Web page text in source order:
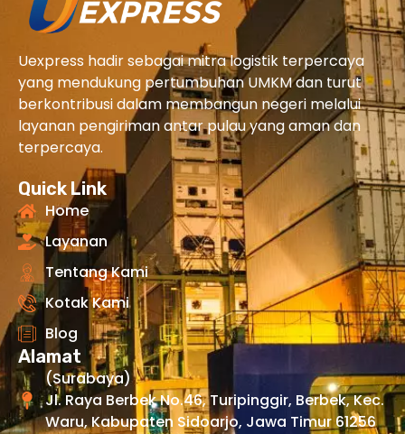
Uexpress hadir sebagai mitra logistik terpercaya
yang mendukung pertumbuhan UMKM dan turut
berkontribusi dalam membangun negeri melalui
layanan pengiriman antar pulau yang aman dan
terpercaya.
Quick Link
Home
Layanan
Tentang Kami
Kotak Kami
Blog
Alamat
(Surabaya)
Jl. Raya Berbek No.46, Turipinggir, Berbek, Kec.
Waru, Kabupaten Sidoarjo, Jawa Timur 61256